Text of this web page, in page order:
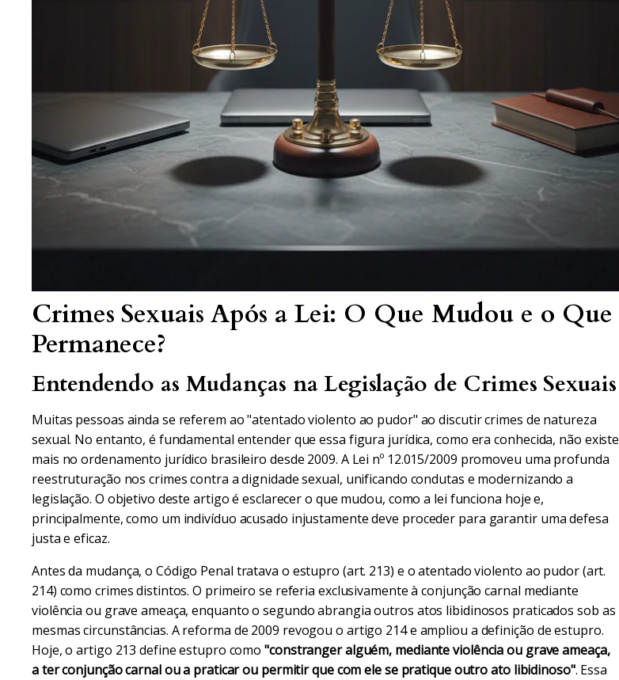
Crimes Sexuais Após a Lei: O Que Mudou e o Que
Permanece?
Entendendo as Mudanças na Legislação de Crimes Sexuais
Muitas pessoas ainda se referem ao "atentado violento ao pudor" ao discutir crimes de natureza
sexual. No entanto, é fundamental entender que essa figura jurídica, como era conhecida, não existe
mais no ordenamento jurídico brasileiro desde 2009. A Lei nº 12.015/2009 promoveu uma profunda
reestruturação nos crimes contra a dignidade sexual, unificando condutas e modernizando a
legislação. O objetivo deste artigo é esclarecer o que mudou, como a lei funciona hoje e,
principalmente, como um indivíduo acusado injustamente deve proceder para garantir uma defesa
justa e eficaz.
Antes da mudança, o Código Penal tratava o estupro (art. 213) e o atentado violento ao pudor (art.
214) como crimes distintos. O primeiro se referia exclusivamente à conjunção carnal mediante
violência ou grave ameaça, enquanto o segundo abrangia outros atos libidinosos praticados sob as
mesmas circunstâncias. A reforma de 2009 revogou o artigo 214 e ampliou a definição de estupro.
Hoje, o artigo 213 define estupro como"constranger alguém, mediante violência ou grave ameaça,
a ter conjunção carnal ou a praticar ou permitir que com ele se pratique outro ato libidinoso". Essa